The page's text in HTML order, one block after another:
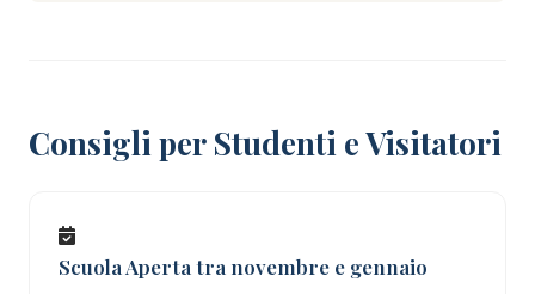
Consigli per Studenti e Visitatori
Scuola Aperta tra novembre e gennaio